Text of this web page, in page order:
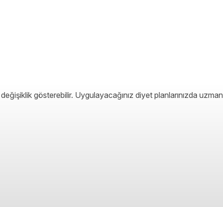
gösterebilir. Uygulayacağınız diyet planlarınızda uzman